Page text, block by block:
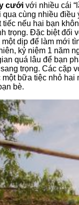
cưới với nhiều cái
qua cùng nhiều điều
tiếc nếu hai bạn
trọng. Đặc biệt đối
dịp để làm mới
kỷ niệm 1 năm
quá lâu để bạn
trọng. Các cặp
bữa tiệc nhỏ hai
bè.